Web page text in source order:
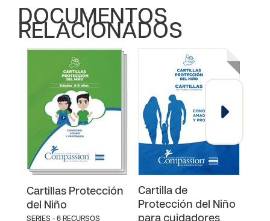
DOCUMENTOS
RELACIONADOS
Cartillas Protección
del Niño
SERIES - 6 RECURSOS
Cartilla de
Protección del Niño
para cuidadores